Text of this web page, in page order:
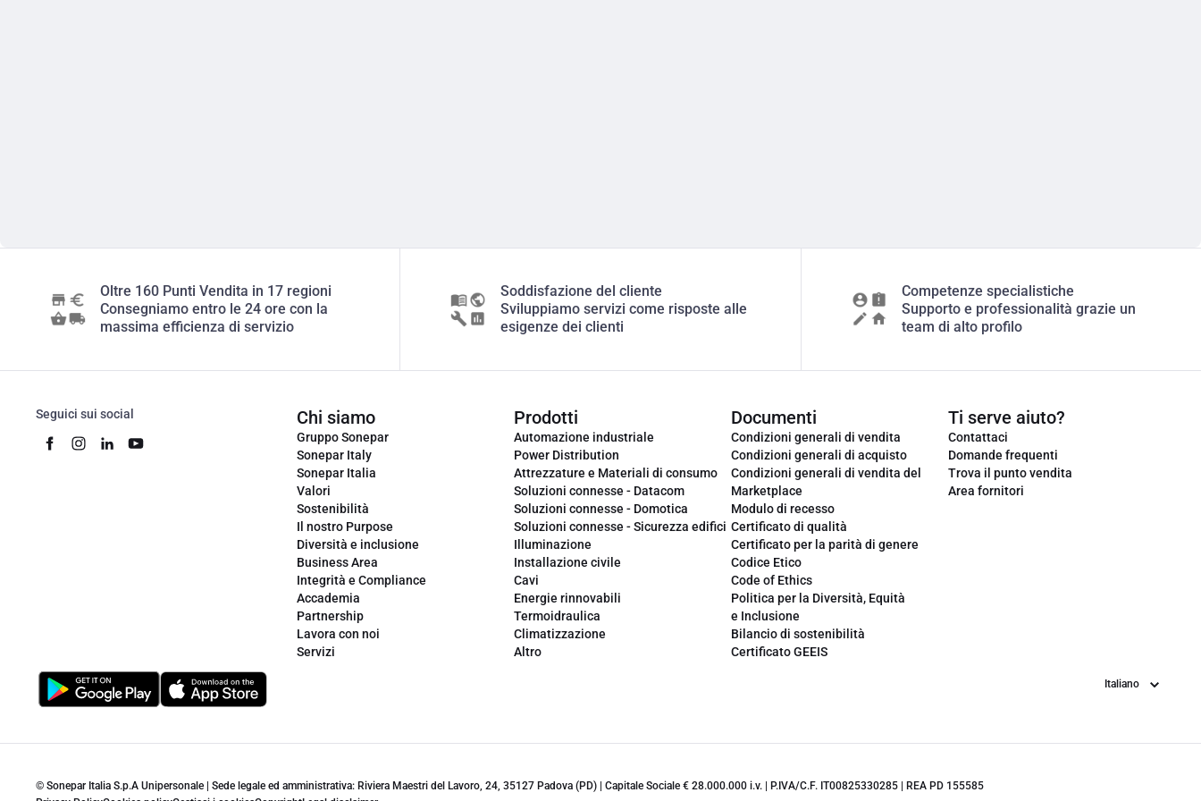
Oltre 160 Punti Vendita in 17 regioni
Consegniamo entro le 24 ore con la
massima efficienza di servizio
Soddisfazione del cliente
Sviluppiamo servizi come risposte alle
esigenze dei clienti
Competenze specialistiche
Supporto e professionalità grazie un
team di alto profilo
Seguici sui social Chi siamo
Gruppo Sonepar
Sonepar Italy
Sonepar Italia
Valori
Sostenibilità
Il nostro Purpose
Diversità e inclusione
Business Area
Integrità e Compliance
Accademia
Partnership
Lavora con noi
Servizi
Prodotti
Automazione industriale
Power Distribution
Attrezzature e Materiali di consumo
Soluzioni connesse - Datacom
Soluzioni connesse - Domotica
Soluzioni connesse - Sicurezza edifici
Illuminazione
Installazione civile
Cavi
Energie rinnovabili
Termoidraulica
Climatizzazione
Altro
Documenti
Condizioni generali di vendita
Condizioni generali di acquisto
Condizioni generali di vendita del
Marketplace
Modulo di recesso
Certificato di qualità
Certificato per la parità di genere
Codice Etico
Code of Ethics
Politica per la Diversità, Equità
e Inclusione
Bilancio di sostenibilità
Certificato GEEIS
Ti serve aiuto?
Contattaci
Domande frequenti
Trova il punto vendita
Area fornitori
Lingua
© Sonepar Italia S.p.A Unipersonale | Sede legale ed amministrativa: Riviera Maestri del Lavoro, 24, 35127 Padova (PD) | Capitale Sociale € 28.000.000 i.v. | P.IVA/C.F. IT00825330285 | REA PD 155585